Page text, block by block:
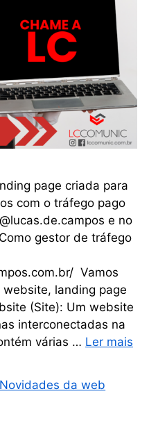
page criada para
com o tráfego pago
e no
gestor de tráfego
Vamos
landing page
(Site): Um website
interconectadas na
várias … Ler mais
Novidades da web